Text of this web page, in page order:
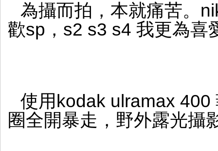
一
卷
為攝而拍，本就痛苦。
歡sp，s2 s3 s4 我更為喜
使用kodak ulramax 400
圈全開暴走，野外露光攝